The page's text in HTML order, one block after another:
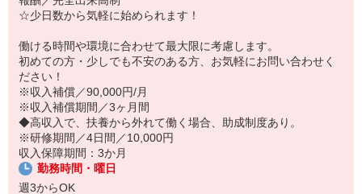
※時間は地域によって異なります。
8:20 宅配センターに到着、お届けの準備
8:30 朝礼が終わったら出発
13:00 お届け修了、翌日準備、集計作業
14:30お仕事修了
保育所にお子さまを迎えに行って帰宅
☆ココがPoint☆
・職場の近くに保育所（保育園、幼稚園、託児所）があるから、送
り迎えの時間の心配がいりません！
・保育料補助制度があります！
☆少日数から気軽に始められます！
働ける時間や環境に合わせて最大限に考慮します。
初めての方・少しでも不安のある方、お気軽にお問い合わせく
ださい！
※収入補償／90,000円/月
※収入補償期間／3ヶ月間
◆高収入で、扶養から外れて働く場合、助成制度あり。
※研修期間／4日間／10,000円
収入保障期間：3か月
勤務時間・曜日
週3からOK